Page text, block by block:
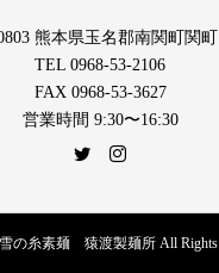
熊本県玉名郡南関町関町
TEL 0968-53-2106
FAX 0968-53-3627
営業時間 9:30〜16:30
の糸素麺 猿渡製麺所 All Rights